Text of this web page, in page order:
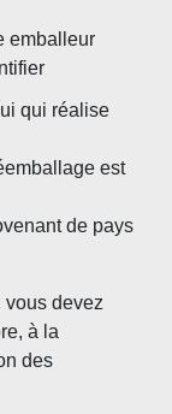
emballeur
qui réalise
est
de pays
vous devez
à la
des